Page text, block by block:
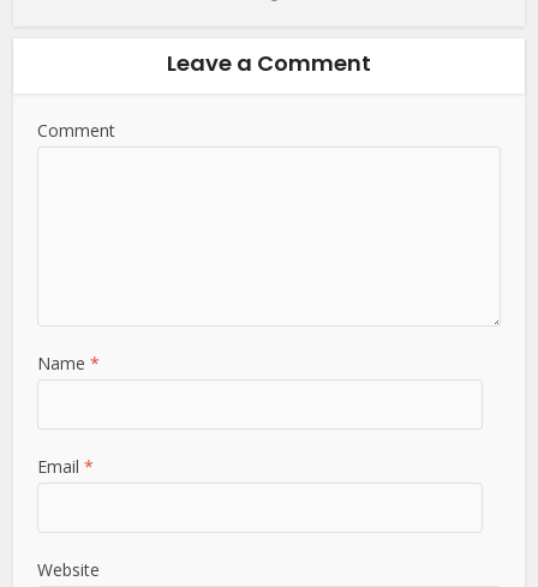
Leave a Comment
Comment
Name*
Email*
Website